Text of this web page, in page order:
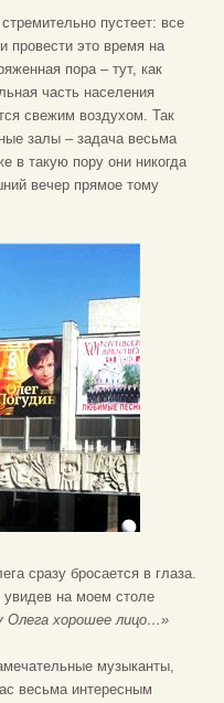
пустеет: все
провести это время на
пора – тут, как
часть населения
свежим воздухом. Так
залы – задача весьма
в такую пору они никогда
вечер прямое тому
сразу бросается в глаза.
на моем столе
Олега хорошее лицо…»
музыканты,
весьма интересным